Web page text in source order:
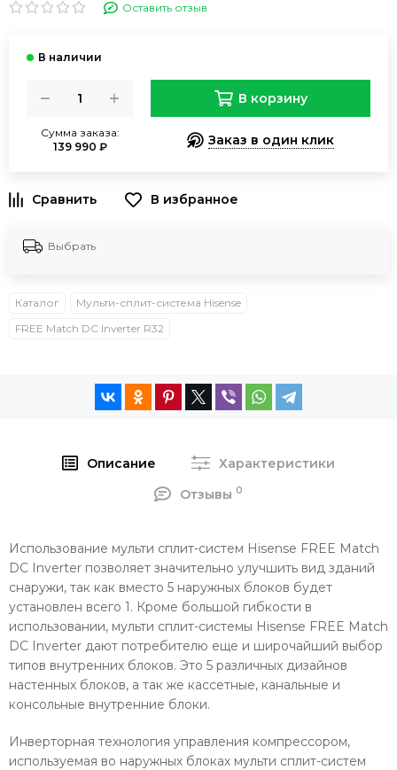
Оставить отзыв
Сумма заказа:
139 990 ₽
В корзину
Заказ в один клик
В избранное
Выбрать
Каталог
Мульти-сплит-система Hisense
FREE Match DC Inverter R32
Описание
Характеристики
Отзывы 0
Использование мульти сплит-систем Hisense FREE Match
DC Inverter позволяет значительно улучшить вид зданий
снаружи, так как вместо 5 наружных блоков будет
установлен всего 1. Кроме большой гибкости в
использовании, мульти сплит-системы Hisense FREE Match
DC Inverter дают потребителю еще и широчайший выбор
типов внутренних блоков. Это 5 различных дизайнов
настенных блоков, а так же кассетные, канальные и
консольные внутренние блоки.
Инверторная технология управления компрессором,
используемая во наружных блоках мульти сплит-систем